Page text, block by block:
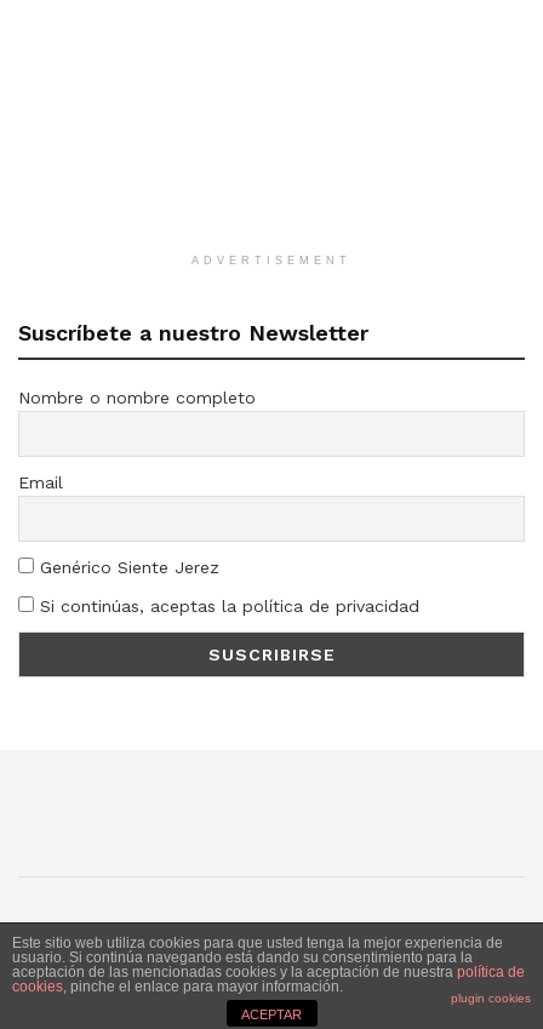
ADVERTISEMENT
Suscríbete a nuestro Newsletter
Nombre o nombre completo
Email
Genérico Siente Jerez
Si continúas, aceptas la política de privacidad
Siente Jerez 2020. Publicación bajo licencia CC
Este sitio web utiliza cookies para que usted tenga la mejor experiencia de
usuario. Si continúa navegando está dando su consentimiento para la
aceptación de las mencionadas cookies y la aceptación de nuestra política de
cookies, pinche el enlace para mayor información.
plugin cookies
ACEPTAR